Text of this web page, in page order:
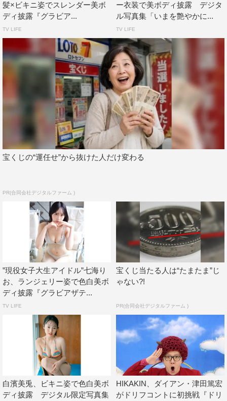
髪×ビキニ姿でスレンダー美ボ
ディ披露『グラビア...
TV LIFE
ー衣装で美ボディ披露 デジタ
ル写真集「いまを艶やかに...
TV LIFE
宝くじの“運任せ”から抜けた人だけ変わる
PR(合同会社デジタルファーム )
”現役女子大生アイドル”七海り
お、ランジェリー姿で色白美ボ
ディ披露『グラビアザテ...
TV LIFE
宝くじ当たる人は“たまたま”じ
ゃない?!
PR(合同会社デジタルファーム )
白濱美兎、ビキニ姿で色白美ボ
ディ披露 デジタル限定写真集
HIKAKIN、ダイアン・津田篤宏
がドリフコントに初挑戦『ドリ